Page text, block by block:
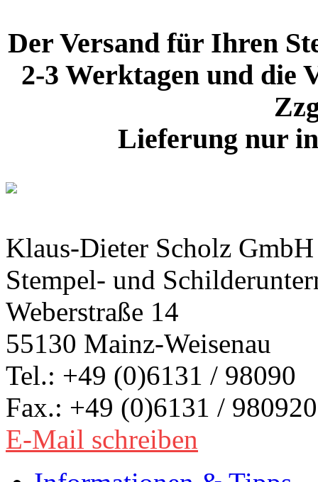
Der Versand für Ihren
2-3 Werktagen und die
Lieferung nur
Klaus-Dieter Scholz GmbH
Stempel- und
Weberstraße 14
55130 Mainz-Weisenau
Tel.: +49 (0)6131 / 98090
Fax.: +49 (0)6131 / 980920
E-Mail schreiben